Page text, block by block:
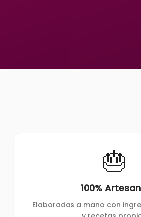
🎂
100%
Elaboradas a mano con